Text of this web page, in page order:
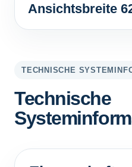
Ansichtsbreite
TECHNISCHE
Technische